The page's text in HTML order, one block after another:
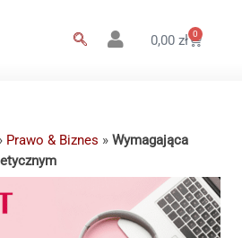
0,00zł 0
Prawo & Biznes » Wymagająca